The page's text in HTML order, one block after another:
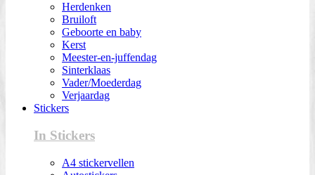
Herdenken
Bruiloft
Geboorte en baby
Kerst
Meester-en-juffendag
Sinterklaas
Vader/Moederdag
Verjaardag
Stickers
In Stickers
A4 stickervellen